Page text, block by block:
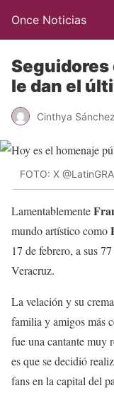
Once Noticias
Seguidores
le dan el
Cinthya
FOTO: X
Lamentablemente
mundo artístico como
17 de febrero, a sus
Veracruz.
La velación y su
familia y amigos más
fue una cantante muy
es que se decidió
fans en la capital del